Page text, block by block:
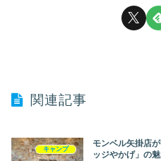
関連記事
キャンプ
モンベル矢掛店
ッジやかげ」の